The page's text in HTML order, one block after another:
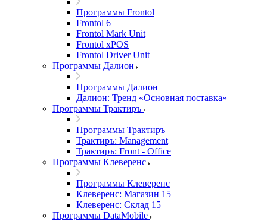
Программы Frontol
Frontol 6
Frontol Mark Unit
Frontol xPOS
Frontol Driver Unit
Программы Далион
Программы Далион
Далион: Тренд «Основная поставка»
Программы Трактиръ
Программы Трактиръ
Трактиръ: Management
Трактиръ: Front - Office
Программы Клеверенс
Программы Клеверенс
Клеверенс: Магазин 15
Клеверенс: Склад 15
Программы DataMobile